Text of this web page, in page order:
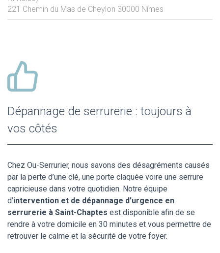
221 Chemin du Mas de Cheylon 30000 Nîmes
Dépannage de serrurerie : toujours à
vos côtés
Chez Ou-Serrurier, nous savons des désagréments causés
par la perte d’une clé, une porte claquée voire une serrure
capricieuse dans votre quotidien. Notre équipe
d’intervention et de dépannage d’urgence en
serrurerie à Saint-Chaptes est disponible afin de se
rendre à votre domicile en 30 minutes et vous permettre de
retrouver le calme et la sécurité de votre foyer.